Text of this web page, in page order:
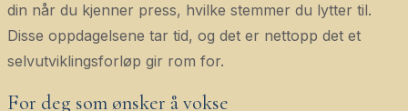
din når du kjenner press, hvilke stemmer du lytter til.
Disse oppdagelsene tar tid, og det er nettopp det et
selvutviklingsforløp gir rom for.
For deg som ønsker å vokse